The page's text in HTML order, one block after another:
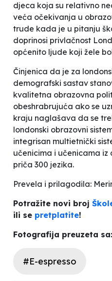
djeca koja su relativno
veća očekivanja u
trude kada je u pitanju
doprinosi privlačnost
općenito ljude koji žele
Činjenica da je za
demografski sastav
kvalitetna obrazovna
obeshrabrujuća ako se
kraju naglašava da se
londonski obrazovni
integrisan multietnički
učenicima i učenicama iz
priča 300 jezika.
Prevela i prilagodila:
Potražite novi broj
ili se pretplatite!
Fotografija preuzeta sa:
#E-espresso